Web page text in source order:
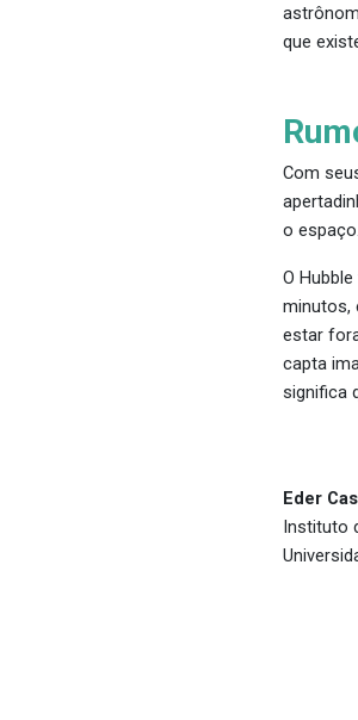
que
Com
o espaço.
O
minutos,
estar
capta
significa
Eder
Instituto